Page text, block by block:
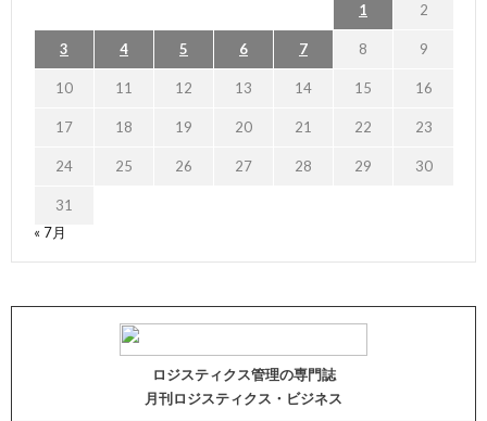
1 2
3 4 5 6 7 8 9
10 11 12 13 14 15 16
17 18 19 20 21 22 23
24 25 26 27 28 29 30
31
« 7月
ロジスティクス管理の専門誌
月刊ロジスティクス・ビジネス